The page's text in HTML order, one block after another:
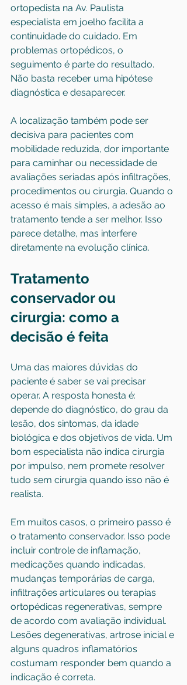
ortopedista na Av. Paulista
especialista em joelho facilita a
continuidade do cuidado. Em
problemas ortopédicos, o
seguimento é parte do resultado.
Não basta receber uma hipótese
diagnóstica e desaparecer.
A localização também pode ser
decisiva para pacientes com
mobilidade reduzida, dor importante
para caminhar ou necessidade de
avaliações seriadas após infiltrações,
procedimentos ou cirurgia. Quando o
acesso é mais simples, a adesão ao
tratamento tende a ser melhor. Isso
parece detalhe, mas interfere
diretamente na evolução clínica.
Tratamento
conservador ou
cirurgia: como a
decisão é feita
Uma das maiores dúvidas do
paciente é saber se vai precisar
operar. A resposta honesta é:
depende do diagnóstico, do grau da
lesão, dos sintomas, da idade
biológica e dos objetivos de vida. Um
bom especialista não indica cirurgia
por impulso, nem promete resolver
tudo sem cirurgia quando isso não é
realista.
Em muitos casos, o primeiro passo é
o tratamento conservador. Isso pode
incluir controle de inflamação,
medicações quando indicadas,
mudanças temporárias de carga,
infiltrações articulares ou terapias
ortopédicas regenerativas, sempre
de acordo com avaliação individual.
Lesões degenerativas, artrose inicial e
alguns quadros inflamatórios
costumam responder bem quando a
indicação é correta.